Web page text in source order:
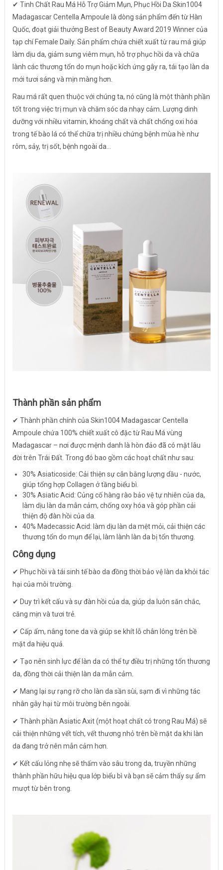
✔ Tinh Chất Rau Má Hỗ Trợ Giảm Mụn, Phục Hồi Da Skin1004
Madagascar Centella Ampoule là dòng sản phẩm đến từ Hàn
Quốc, đoạt giải thưởng Best of Beauty Award 2019 Winner của
tạp chí Female Daily. Sản phẩm chứa chiết xuất từ rau má giúp
làm dịu da, giảm sưng viêm mụn, hỗ trợ phục hồi da và chữa
lành các thương tổn do mụn hoặc kích ứng gây ra, tái tạo làn da
mới tươi sáng và mịn màng hơn.
Rau má rất quen thuộc với chúng ta, nó cũng là một thành phần
tốt trong việc trị mụn và chăm sóc da nhạy cảm. Lượng dinh
dưỡng với nhiều vitamin, khoáng chất và chất chống oxi hóa
trong tế bào lá có thể chữa trị nhiều chứng bệnh mùa hè như
rôm, sảy, trị sốt, bệnh ngoài da...
Thành phần sản phẩm
✔ Thành phần chính của Skin1004 Madagascar Centella
Ampoule chứa 100% chiết xuất cô đặc từ Rau Má vùng
Madagascar – nơi được mệnh danh là hòn đảo đã có mặt lâu
đời trên Trái Đất. Trong đó bao gồm các hoạt chất như sau:
30% Asiaticoside: Cải thiện sự cân bằng lượng dầu - nước,
giúp tổng hợp Collagen ở tầng biểu bì.
30% Asiatic Acid: Củng cố hàng rào bảo vệ tự nhiên của da,
làm dịu làn da mẫn cảm, chống oxy hóa và góp phần cải
thiện độ đàn hồi của da.
40% Madecassic Acid: làm dịu làn da mệt mỏi, cải thiện các
thương tổn do mụn để lại, làm lành làn da bị tổn thương.
Công dụng
✔ Phục hồi và tái sinh tế bào da đồng thời bảo vệ làn da khỏi tác
hại của môi trường.
✔ Duy trì kết cấu và sự đàn hồi của da, giúp da luôn săn chắc,
căng mịn và tươi trẻ.
✔ Cấp ẩm, nâng tone da và giúp se khít lỗ chân lông trên bề
mặt da hiệu quả.
✔ Tạo nên sinh lực để làn da có thể tự điều trị những tổn thương
da, đồng thời cải thiện làn da mẫn cảm.
✔ Mang lại sự rạng rỡ cho làn da sần sùi, sạm đi vì những tác
nhân gây hại từ môi trường bên ngoài.
✔ Thành phần Asiatic Axit (một hoạt chất có trong Rau Má) sẽ
cải thiện những vết tích, vết thương nhỏ trên bề mặt da khi làn
da đang trở nên mẫn cảm hơn.
✔ Kết cấu lỏng nhẹ sẽ thấm vào sâu trong da, truyền những
thành phần hữu hiệu qua lớp biểu bì và bạn sẽ cảm thấy sự ẩm
mượt từ bên trong.